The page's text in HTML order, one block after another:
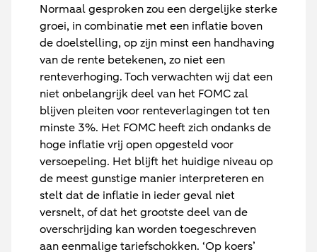
Normaal gesproken zou een dergelijke sterke
groei, in combinatie met een inflatie boven
de doelstelling, op zijn minst een handhaving
van de rente betekenen, zo niet een
renteverhoging. Toch verwachten wij dat een
niet onbelangrijk deel van het FOMC zal
blijven pleiten voor renteverlagingen tot ten
minste 3%. Het FOMC heeft zich ondanks de
hoge inflatie vrij open opgesteld voor
versoepeling. Het blijft het huidige niveau op
de meest gunstige manier interpreteren en
stelt dat de inflatie in ieder geval niet
versnelt, of dat het grootste deel van de
overschrijding kan worden toegeschreven
aan eenmalige tariefschokken. ‘Op koers’